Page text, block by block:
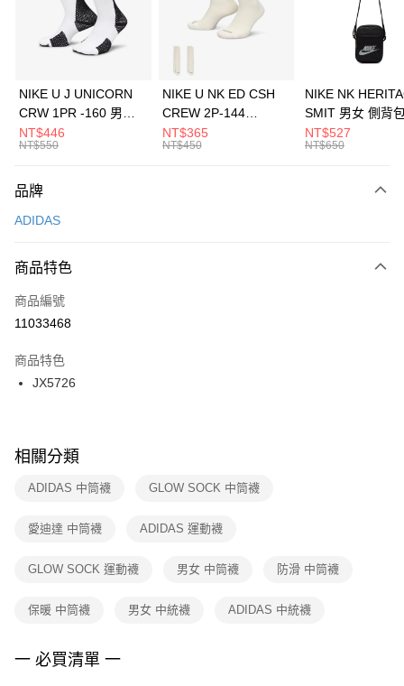
合作金庫商業銀行
第一商業銀行
華南商業銀行
彰化商業銀行
上海商業儲蓄銀行
元大商業銀行
台灣樂天信用卡公司
Apple Pay
全盈+PAY
AFTEE先享後付
【關於「AFTEE先享後付」】
便利好安心！
３．安心：先確認商品／服務後，再付款。
【「AFTEE先享後付」結帳流程】
１．於結帳方式選擇「AFTEE先享後付」後，將跳轉至「AFTEE先享後付」
２．訂單成立數日內，您將收到繳費通知簡訊。
３．收到繳費通知簡訊後14天內，點擊此簡訊中的連結，可透過四大超商／
ATM／網路銀行／等多元方式進行付款，方視為交易完成。
※ 交易是否成功請以「AFTEE先享後付 」之結帳頁面顯示為準，若有關於
是否繳費成功／繳費後需取消欲退款等相關疑問，請聯繫「AFTEE先享後付
客戶支援中心」https://netprotections.freshdesk.com/support/home
１．透過由恩沛科技股份有限公司提供之「AFTEE先享後付」服務完成之交
權轉讓予恩沛科技股份有限公司。
３．未成年的使用者請事先徵得法定代理人或監護人之同意方可使用
４．使用「AFTEE先享後付」時，將依據個別帳號之用戶狀況，依本公司即
運送方式
每筆NT$100，滿NT$1,500(含以上)免運費
宅配
每筆NT$100，滿NT$1,500(含以上)免運費
付款後門市自取
每筆NT$100，滿NT$1,500(含以上)免運費
NIKE U J UNICORN
CRW 1PR -160 男女
中統襪 FZ3393100
NT$446
NT$550
NIKE U NK ED CSH
CREW 2P-144
EMBRDY 男女 短統襪
FZ3073133
NT$365
NT$450
NIKE NK
SMIT 男女 側背
BA5871010
NT$527
NT$650
品牌
ADIDAS
商品特色
商品編號
11033468
商品特色
JX5726
相關分類
ADIDAS 中筒襪 GLOW SOCK 中筒襪
愛迪達 中筒襪 ADIDAS 運動襪
GLOW SOCK 運動襪 男女 中筒襪 防滑 中筒襪
保暖 中筒襪 男女 中統襪 ADIDAS 中統襪
一 必買清單 一